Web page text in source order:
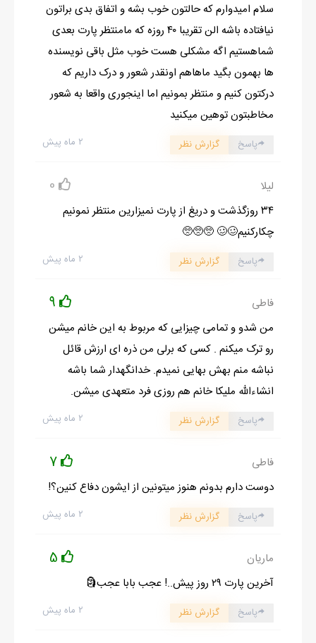
سلام امیدوارم که حالتون خوب بشه و اتفاق بدی براتون
نیافتاده باشه الن تقریبا ۴۰ روزه که مامنتظر پارت بعدی
شماهستیم اگه مشکلی هست خوب مثل باقی نویسنده
ها بهمون بگید ماهاهم اونقدر شعور و درک داریم که
درکتون کنیم و منتظر بمونیم اما اینجوری واقعا به شعور
مخاطبتون توهین میکنید
۲ ماه پیش پاسخ گزارش نظر
لیلا 0
۳۴ روزگذشت و دریغ از پارت نمیزارین منتظر نمونیم
چکارکنیم🥴🥴 🥺🥺🥺
۲ ماه پیش پاسخ گزارش نظر
فاطی 9
من شدو و تمامی چیزایی که مربوط به این خانم میشن
رو ترک میکنم . کسی که برلی من ذره ای ارزش قائل
نباشه منم بهش بهایی نمیدم. خدانگهدار شما باشه
انشاءالله ملیکا خانم هم روزی فرد متعهدی میشن.
۲ ماه پیش پاسخ گزارش نظر
فاطی 7
دوست دارم بدونم هنوز میتونین از ایشون دفاع کنین؟!
۲ ماه پیش پاسخ گزارش نظر
ماریان 5
آخرین پارت ۲۹ روز پیش..! عجب بابا عجب🗿
۲ ماه پیش پاسخ گزارش نظر